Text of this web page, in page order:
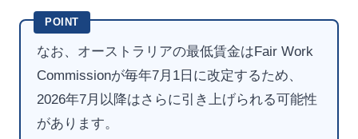
POINT
なお、オーストラリアの最低賃金はFair Work
Commissionが毎年7月1日に改定するため、
2026年7月以降はさらに引き上げられる可能性
があります。